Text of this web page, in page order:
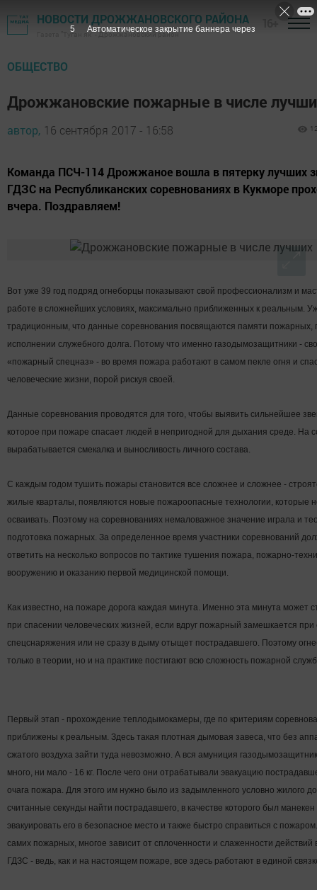
НОВОСТИ ДРОЖЖАНОВСКОГО РАЙОНА
Газета "Туган як" - Дрожжановский район
ОБЩЕСТВО
Дрожжановские пожарные в числе
автор, 16 сентября 2017 - 16:58
Команда ПСЧ-114 Дрожжаное вошла в пятерку лучших
ГДЗС на Республиканских соревнованиях в Кукморе
вчера. Поздравляем!
Вот уже 39 год подряд огнеборцы показывают свой профессионализм и
работе в сложнейших условиях, максимально приближенных к реальным.
традиционным, что данные соревнования посвящаются памяти пожарных,
исполнении служебного долга. Потому что именно газодымозащитники -
«пожарный спецназ» - во время пожара работают в самом пекле огня и
человеческие жизни, порой рискуя своей.
Данные соревнования проводятся для того, чтобы выявить сильнейшее
которое при пожаре спасает людей в непригодной для дыхания среде. На
вырабатывается смекалка и выносливость личного состава.
С каждым годом тушить пожары становится все сложнее и сложнее -
жилые кварталы, появляются новые пожароопасные технологии, которые
осваивать. Поэтому на соревнованиях немаловажное значение играла и
подготовка пожарных. За определенное время участники соревнований
ответить на несколько вопросов по тактике тушения пожара, пожарно-
вооружению и оказанию первой медицинской помощи.
Как известно, на пожаре дорога каждая минута. Именно эта минута может
при спасении человеческих жизней, если вдруг пожарный замешкается
спецснаряжения или не сразу в дыму отыщет пострадавшего. Поэтому
только в теории, но и на практике постигают всю сложность пожарной
Первый этап - прохождение теплодымокамеры, где по критериям
приближены к реальным. Здесь такая плотная дымовая завеса, что без
сжатого воздуха зайти туда невозможно. А вся амуниция
много, ни мало - 16 кг. После чего они отрабатывали эвакуацию
очага пожара. Для этого им нужно было из задымленного условно жилого
считанные секунды найти пострадавшего, в качестве которого был
эвакуировать его в безопасное место и также быстро справиться с
самих пожарных, многое зависит от сплоченности и слаженности действий
ГДЗС - ведь, как и на настоящем пожаре, все здесь работают в единой
4 Автоматическое закрытие баннера через